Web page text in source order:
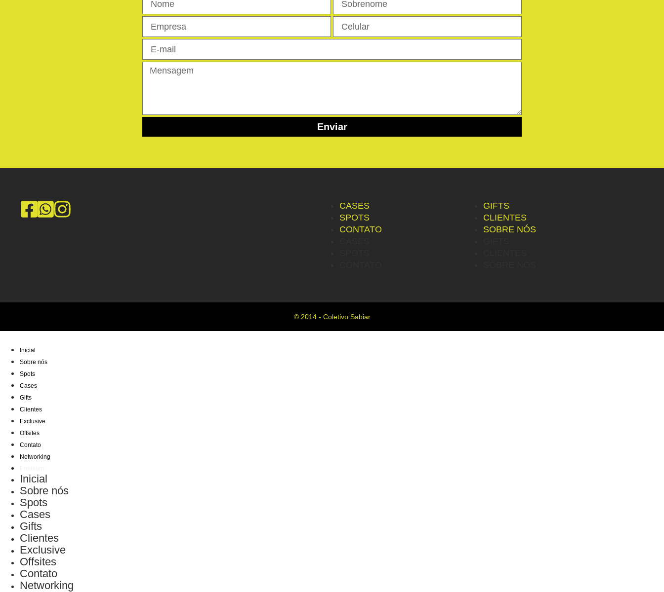
Enviar
CASES
SPOTS
CONTATO
GIFTS
CLIENTES
SOBRE NÓS
© 2014 - Coletivo Sabiar
Inicial
Sobre nós
Spots
Cases
Gifts
Clientes
Exclusive
Offsites
Contato
Networking
Inicial
Sobre nós
Spots
Cases
Gifts
Clientes
Exclusive
Offsites
Contato
Networking